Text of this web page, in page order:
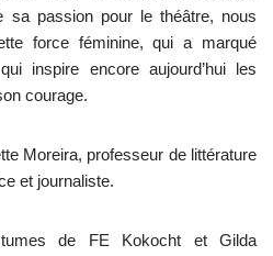
sa passion pour le théâtre, nous
force féminine, qui a marqué
inspire encore aujourd’hui les
courage.
Moreira, professeur de littérature
et journaliste.
de FE Kokocht et Gilda